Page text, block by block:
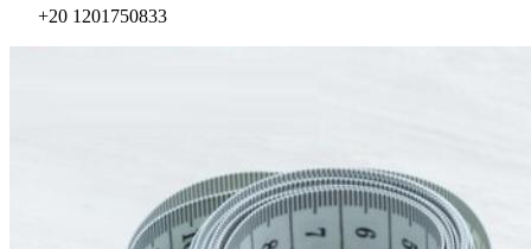
+20 1201750833